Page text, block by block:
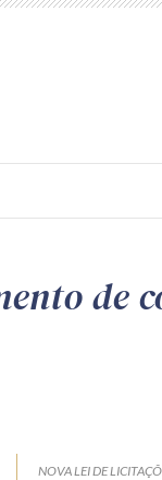
de
NOVA LEI DE